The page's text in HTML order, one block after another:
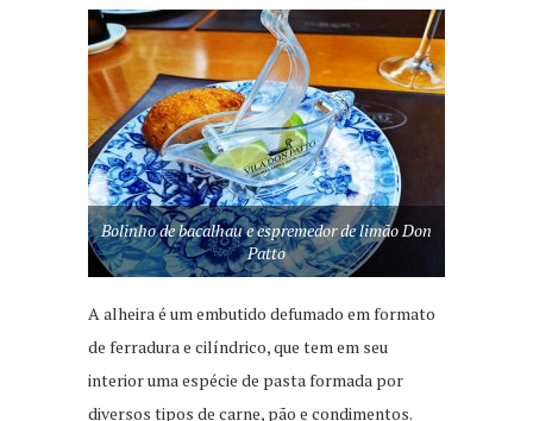
Bolinho de bacalhau e espremedor de limão Don
Patto
A alheira é um embutido defumado em formato
de ferradura e cilíndrico, que tem em seu
interior uma espécie de pasta formada por
diversos tipos de carne, pão e condimentos.